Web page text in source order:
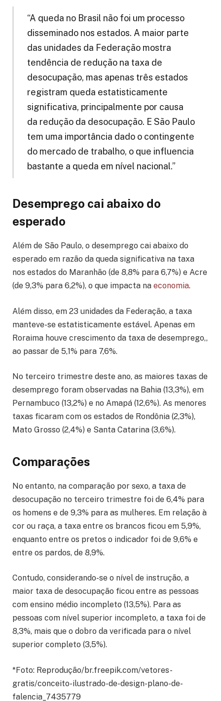
“A queda no Brasil não foi um processo
disseminado nos estados. A maior parte
das unidades da Federação mostra
tendência de redução na taxa de
desocupação, mas apenas três estados
registram queda estatisticamente
significativa, principalmente por causa
da redução da desocupação. E São Paulo
tem uma importância dado o contingente
do mercado de trabalho, o que influencia
bastante a queda em nível nacional.”
Desemprego cai abaixo do
esperado
Além de São Paulo, o desemprego cai abaixo do
esperado em razão da queda significativa na taxa
nos estados do Maranhão (de 8,8% para 6,7%) e Acre
(de 9,3% para 6,2%), o que impacta na economia.
Além disso, em 23 unidades da Federação, a taxa
manteve-se estatisticamente estável. Apenas em
Roraima houve crescimento da taxa de desemprego,,
ao passar de 5,1% para 7,6%.
No terceiro trimestre deste ano, as maiores taxas de
desemprego foram observadas na Bahia (13,3%), em
Pernambuco (13,2%) e no Amapá (12,6%). As menores
taxas ficaram com os estados de Rondônia (2,3%),
Mato Grosso (2,4%) e Santa Catarina (3,6%).
Comparações
No entanto, na comparação por sexo, a taxa de
desocupação no terceiro trimestre foi de 6,4% para
os homens e de 9,3% para as mulheres. Em relação à
cor ou raça, a taxa entre os brancos ficou em 5,9%,
enquanto entre os pretos o indicador foi de 9,6% e
entre os pardos, de 8,9%.
Contudo, considerando-se o nível de instrução, a
maior taxa de desocupação ficou entre as pessoas
com ensino médio incompleto (13,5%). Para as
pessoas com nível superior incompleto, a taxa foi de
8,3%, mais que o dobro da verificada para o nível
superior completo (3,5%).
*Foto: Reprodução/br.freepik.com/vetores-
gratis/conceito-ilustrado-de-design-plano-de-
falencia_7435779